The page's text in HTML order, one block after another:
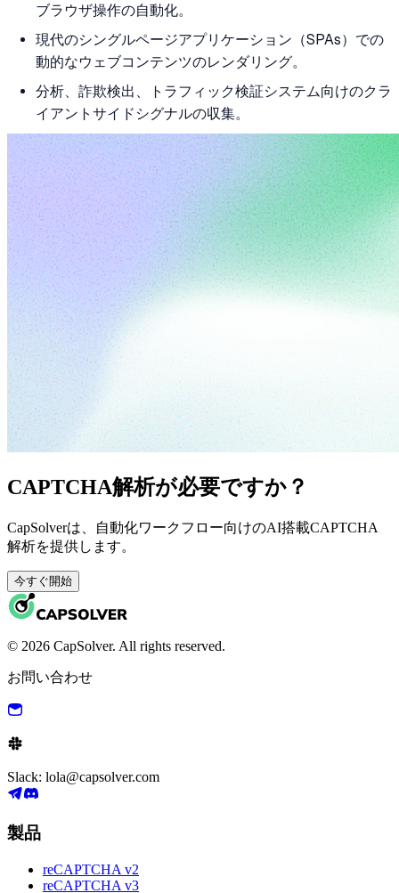
ブラウザ操作の自動化。
現代のシングルページアプリケーション（SPAs）での
動的なウェブコンテンツのレンダリング。
分析、詐欺検出、トラフィック検証システム向けのクラ
イアントサイドシグナルの収集。
CAPTCHA解析が必要ですか？
CapSolverは、自動化ワークフロー向けのAI搭載CAPTCHA
解析を提供します。
今すぐ開始
© 2026 CapSolver. All rights reserved.
お問い合わせ
Slack: lola@capsolver.com
製品
reCAPTCHA v2
reCAPTCHA v3